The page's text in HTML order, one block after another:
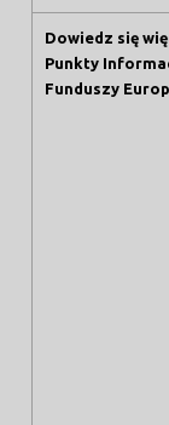
Dowiedz się
Punkty
Funduszy